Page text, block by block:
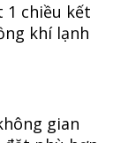
1 chiều kết
khí lạnh
gian